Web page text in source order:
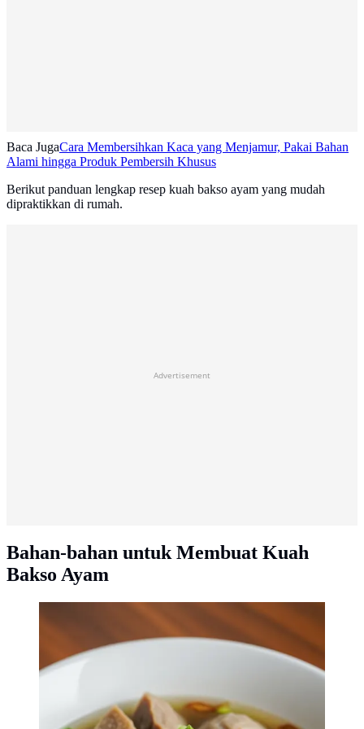
Baca JugaCara Membersihkan Kaca yang Menjamur, Pakai Bahan
Alami hingga Produk Pembersih Khusus
Berikut panduan lengkap resep kuah bakso ayam yang mudah
dipraktikkan di rumah.
Advertisement
Bahan-bahan untuk Membuat Kuah
Bakso Ayam